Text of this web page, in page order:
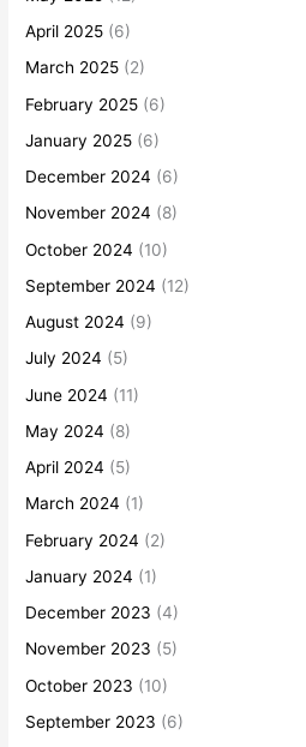
April 2025 (6)
March 2025 (2)
February 2025 (6)
January 2025 (6)
December 2024 (6)
November 2024 (8)
October 2024 (10)
September 2024 (12)
August 2024 (9)
July 2024 (5)
June 2024 (11)
May 2024 (8)
April 2024 (5)
March 2024 (1)
February 2024 (2)
January 2024 (1)
December 2023 (4)
November 2023 (5)
October 2023 (10)
September 2023 (6)